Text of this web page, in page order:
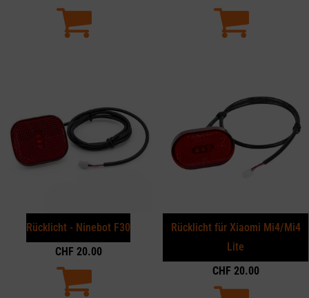
Rücklicht - Ninebot F30
CHF 20.00
Rücklicht für Xiaomi Mi4/Mi4
Lite
CHF 20.00